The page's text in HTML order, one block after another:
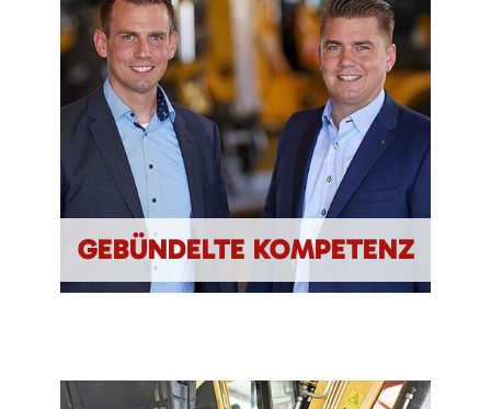
GEBÜNDELTE KOMPETENZ